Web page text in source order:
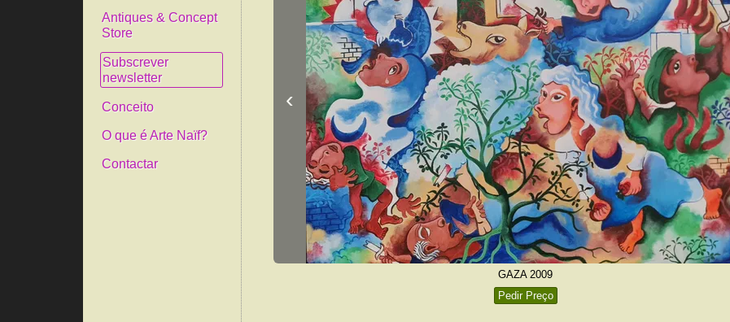
Antiques & Concept
Store
Subscrever
newsletter
Conceito
O que é Arte Naïf?
Contactar
‹
GAZA 2009
Pedir Preço